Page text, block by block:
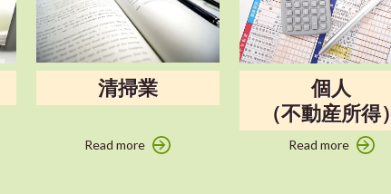
清掃業
Read more
個人
（不動産所得）
Read more